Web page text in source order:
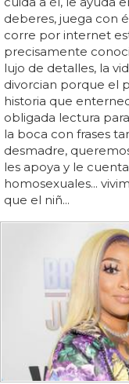
deberes, juega con
corre por internet
precisamente
lujo de detalles, la
divorcian porque el
historia que
obligada lectura
la boca con frases
desmadre,
les apoya y le
homosexuales...
que el niñ...